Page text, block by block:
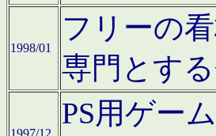
1998/01
フリーの
専門とす
1997/12
PS用ゲー